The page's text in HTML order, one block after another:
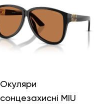
Окуляри
сонцезахисні MIU